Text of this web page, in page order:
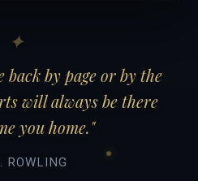
back by page or by the
will always be there
you home."